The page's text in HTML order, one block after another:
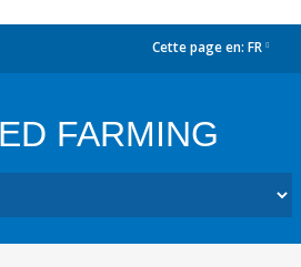
Cette page en: FR
FARMING